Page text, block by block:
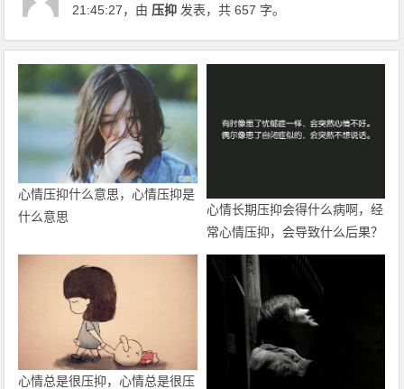
21:45:27，由压抑 发表，共 657 字。
心情压抑什么意思，心情压抑是
什么意思
心情长期压抑会得什么病啊，经
常心情压抑，会导致什么后果？
心情总是很压抑，心情总是很压